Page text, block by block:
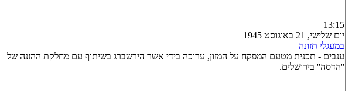
13:15
יום שלישי, 21 באוגוסט 1945
במעגלי תזונה
ענבים - תכנית מטעם המפקח על המזון, ערוכה בידי אשר הירשברג בשיתוף עם מחלקת ההזנה של
''הדסה'' בירושלים.